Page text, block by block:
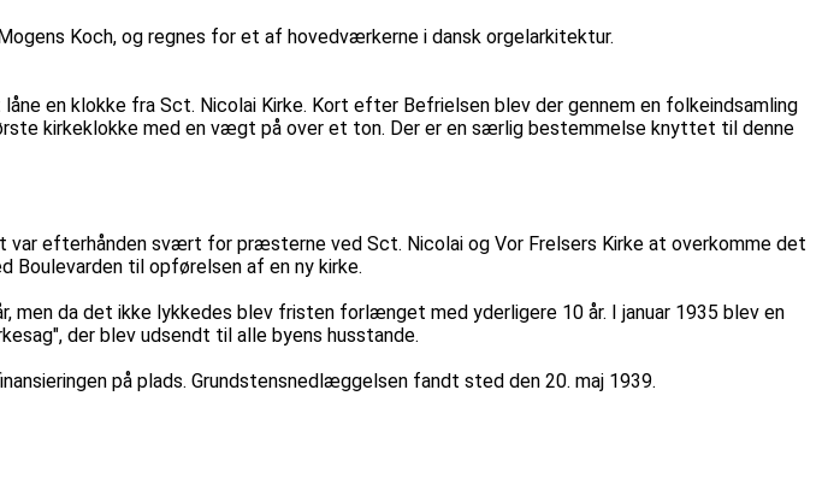
Koch, og regnes for et af hovedværkerne i dansk orgelarkitektur.
en klokke fra Sct. Nicolai Kirke. Kort efter Befrielsen blev der gennem en folkeindsamling
kirkeklokke med en vægt på over et ton. Der er en særlig bestemmelse knyttet til denne
efterhånden svært for præsterne ved Sct. Nicolai og Vor Frelsers Kirke at overkomme det
Boulevarden til opførelsen af en ny kirke.
da det ikke lykkedes blev fristen forlænget med yderligere 10 år. I januar 1935 blev en
der blev udsendt til alle byens husstande.
på plads. Grundstensnedlæggelsen fandt sted den 20. maj 1939.